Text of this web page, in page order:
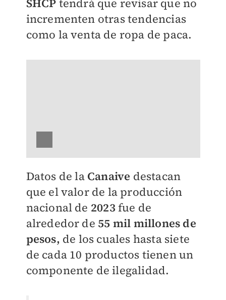
SHCP tendrá que revisar que no
incrementen otras tendencias
como la venta de ropa de paca.
Datos de la Canaive destacan
que el valor de la producción
nacional de 2023 fue de
alrededor de 55 mil millones de
pesos, de los cuales hasta siete
de cada 10 productos tienen un
componente de ilegalidad.